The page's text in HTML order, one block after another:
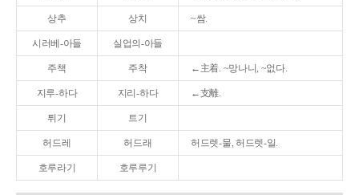
상추 상치 ~쌈.
시러베-아들 실업의-아들
주책 주착 ←主着. ~망나니, ~없다.
지루-하다 지리-하다 ←支離.
튀기 트기
허드레 허드래 허드렛-물, 허드렛-일.
호루라기 호루루기